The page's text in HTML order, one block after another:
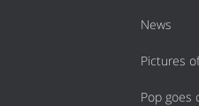
News
Pictures
Pop goes